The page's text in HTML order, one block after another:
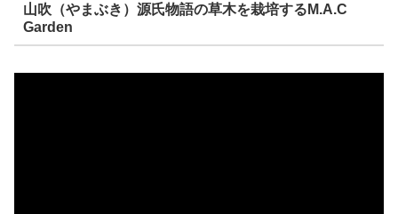
山吹（やまぶき）源氏物語の草木を栽培するM.A.C
Garden